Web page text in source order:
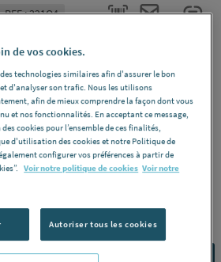
REF : 321Q4
murale à
d'eau chaude
inox
S -Puissance (kw)22 -Raccordement
de vos cookies.
technologies similaires afin d'assurer le bon
d'analyser son trafic. Nous les utilisons
afin de mieux comprendre la façon dont vous
et nos fonctionnalités. En acceptant ce message,
cookies pour l’ensemble de ces finalités,
d'utilisation des cookies et notre Politique de
configurer vos préférences à partir de
Voir notre politique de cookies Voir notre
Autoriser tous les cookies